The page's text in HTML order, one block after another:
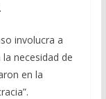
involucra a
necesidad de
en la